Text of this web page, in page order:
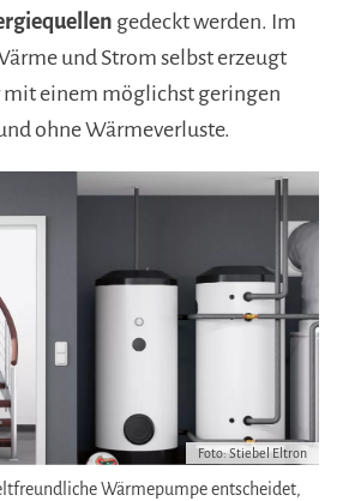
gedeckt werden. Im
und Strom selbst erzeugt
mit einem möglichst geringen
ohne Wärmeverluste.
Wärmepumpe entscheidet,
Foto: Stiebel Eltron